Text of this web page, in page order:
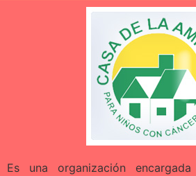
Es una organización